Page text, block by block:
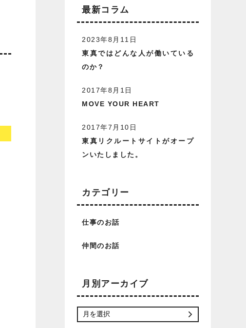
最新コラム
2023年8月11日
東真ではどんな人が働いている
のか？
2017年8月1日
MOVE YOUR HEART
2017年7月10日
東真リクルートサイトがオープ
ンいたしました。
カテゴリー
仕事のお話
仲間のお話
月別アーカイブ